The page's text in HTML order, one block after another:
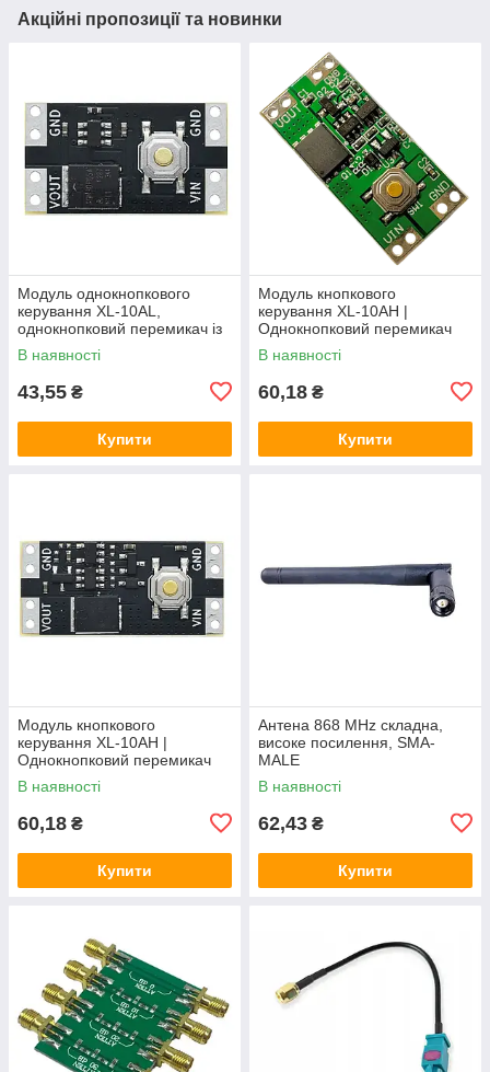
Акційні пропозиції та новинки
Модуль однокнопкового
керування XL-10AL,
однокнопковий перемикач із
фіксацією, 5В 10А,
енергоефективний
В наявності
43,55 ₴
Купити
Модуль кнопкового
керування XL-10AH |
Однокнопковий перемикач
10A | Модуль з фіксацією |
Широкий діапазон
В наявності
60,18 ₴
Купити
Модуль кнопкового
керування XL-10AH |
Однокнопковий перемикач
10A | Модуль з фіксацією |
Широкий діапазон
В наявності
60,18 ₴
Купити
Антена 868 MHz складна,
високе посилення, SMA-
MALE
В наявності
62,43 ₴
Купити